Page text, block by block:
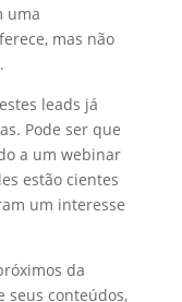
uma
mas não
leads já
Pode ser que
a um webinar
estão cientes
um interesse
da
seus conteúdos,